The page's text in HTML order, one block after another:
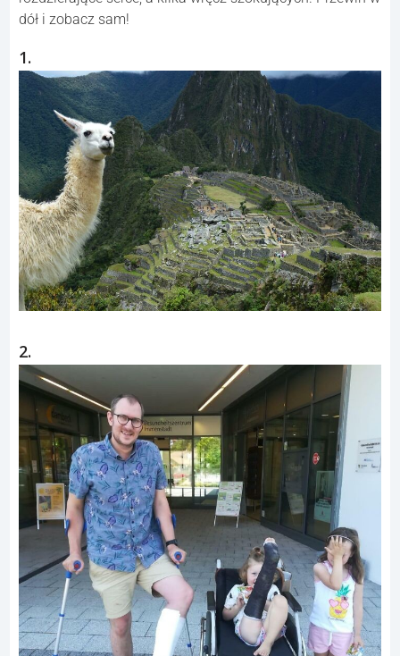
dół i zobacz sam!
1.
2.